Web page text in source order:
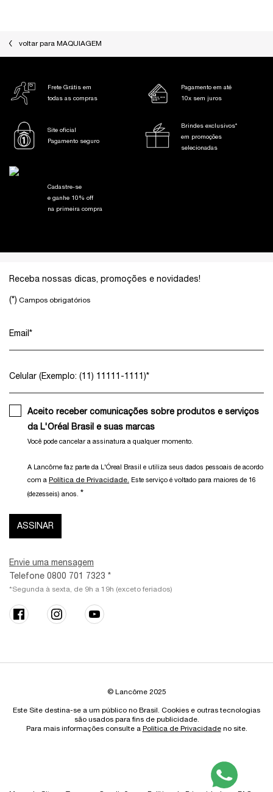
voltar para MAQUIAGEM
Frete Grátis em
todas as compras
Pagamento em até
10x sem juros
Site oficial
Pagamento seguro
Brindes exclusivos*
em promoções
selecionadas
Cadastre-se
e ganhe 10% off
na primeira compra
Receba nossas dicas, promoções e novidades!
(*) Campos obrigatórios
Email *
Celular (Exemplo: (11) 11111-1111)*
Aceito receber comunicações sobre produtos e serviços
da L'Oréal Brasil e suas marcas
Você pode cancelar a assinatura a qualquer momento.​
A Lancôme faz parte da L'Óreal Brasil e utiliza seus dados pessoais de acordo
com a Política de Privacidade. Este serviço é voltado para maiores de 16
(dezesseis) anos. *
ASSINAR
Envie uma mensagem
Telefone 0800 701 7323 *
*Segunda à sexta, de 9h a 19h (exceto feriados)
© Lancôme 2025
Este Site destina-se a um público no Brasil. Cookies e outras tecnologias
são usados para fins de publicidade.
Para mais informações consulte a Política de Privacidadeno site.